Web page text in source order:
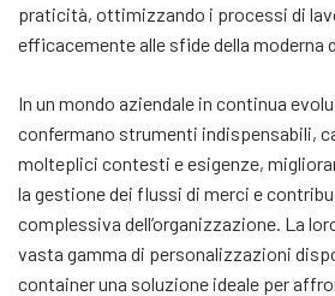
praticità, ottimizzando i processi di
efficacemente alle sfide della moderna
In un mondo aziendale in continua
confermano strumenti indispensabili,
molteplici contesti e esigenze,
la gestione dei flussi di merci e
complessiva dell’organizzazione. La
vasta gamma di personalizzazioni
container una soluzione ideale per